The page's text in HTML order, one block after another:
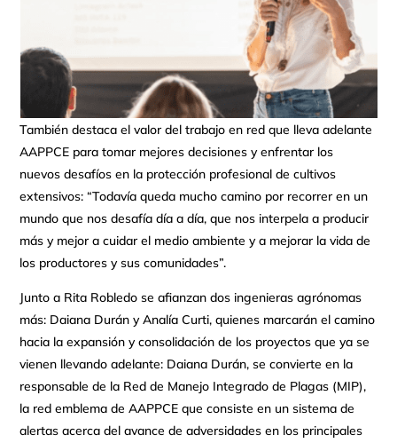
También destaca el valor del trabajo en red que lleva adelante
AAPPCE para tomar mejores decisiones y enfrentar los
nuevos desafíos en la protección profesional de cultivos
extensivos: “Todavía queda mucho camino por recorrer en un
mundo que nos desafía día a día, que nos interpela a producir
más y mejor a cuidar el medio ambiente y a mejorar la vida de
los productores y sus comunidades”.
Junto a Rita Robledo se afianzan dos ingenieras agrónomas
más: Daiana Durán y Analía Curti, quienes marcarán el camino
hacia la expansión y consolidación de los proyectos que ya se
vienen llevando adelante: Daiana Durán, se convierte en la
responsable de la Red de Manejo Integrado de Plagas (MIP),
la red emblema de AAPPCE que consiste en un sistema de
alertas acerca del avance de adversidades en los principales